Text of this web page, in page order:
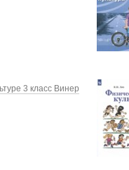
3 класс Винер